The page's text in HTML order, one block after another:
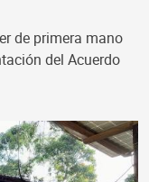
de primera mano
del Acuerdo